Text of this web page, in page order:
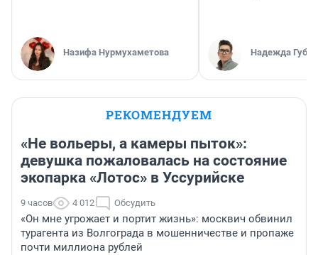
Назифа Нурмухаметова Надежда
РЕКОМЕНДУЕМ
«Не вольеры, а камеры пыток»:
девушка пожаловалась на состояние
экопарка «Лотос» в Уссурийске
9 часов 4 012 Обсудить
«Он мне угрожает и портит жизнь»: москвич обвинил
турагента из Волгограда в мошенничестве и пропаже
почти миллиона рублей